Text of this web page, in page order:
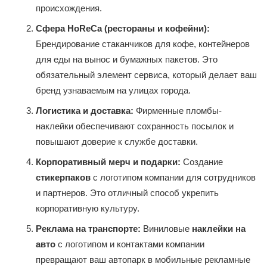
происхождения.
Сфера HoReCa (рестораны и кофейни):
Брендирование стаканчиков для кофе, контейнеров
для еды на вынос и бумажных пакетов. Это
обязательный элемент сервиса, который делает ваш
бренд узнаваемым на улицах города.
Логистика и доставка: Фирменные пломбы-
наклейки обеспечивают сохранность посылок и
повышают доверие к службе доставки.
Корпоративный мерч и подарки: Создание
стикерпаковс логотипом компании для сотрудников
и партнеров. Это отличный способ укрепить
корпоративную культуру.
Реклама на транспорте: Виниловые наклейки на
автос логотипом и контактами компании
превращают ваш автопарк в мобильные рекламные